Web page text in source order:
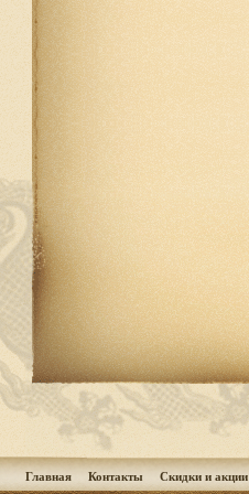
Главная Контакты Скидки и акции